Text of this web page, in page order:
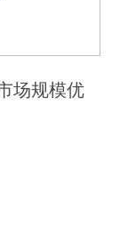
场规模优